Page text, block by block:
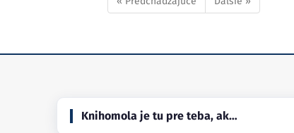
Knihomola je tu pre teba, ak…